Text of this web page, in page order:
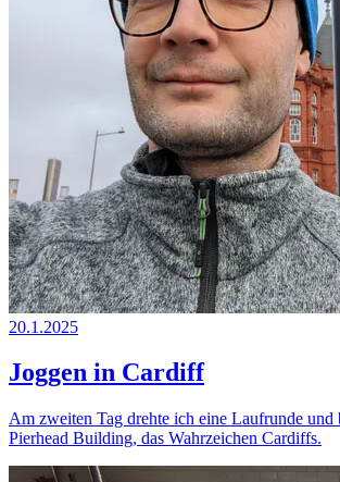
20.1.2025
Joggen in Cardiff
Am zweiten Tag drehte ich eine Laufrunde und
Pierhead Building, das Wahrzeichen Cardiffs.